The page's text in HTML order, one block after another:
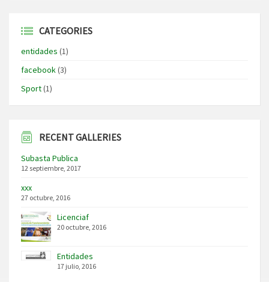
CATEGORIES
entidades (1)
facebook(3)
Sport(1)
RECENT GALLERIES
Subasta Publica
12 septiembre, 2017
xxx
27 octubre, 2016
Licenciaf
20 octubre, 2016
Entidades
17 julio, 2016